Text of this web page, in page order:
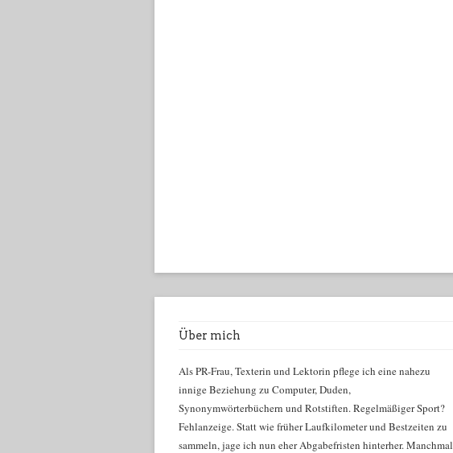
Über mich
Als PR-Frau, Texterin und Lektorin pflege ich eine nahezu
innige Beziehung zu Computer, Duden,
Synonymwörterbüchern und Rotstiften. Regelmäßiger Sport?
Fehlanzeige. Statt wie früher Laufkilometer und Bestzeiten zu
sammeln, jage ich nun eher Abgabefristen hinterher. Manchmal